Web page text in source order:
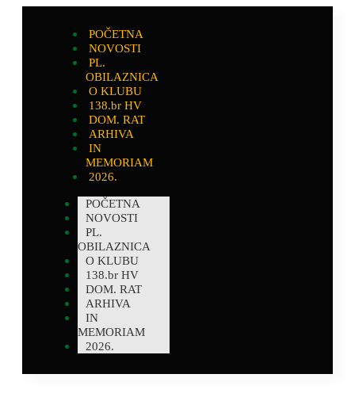
POČETNA
NOVOSTI
PL.
OBILAZNICA
O KLUBU
138.br HV
DOM. RAT
ARHIVA
IN
MEMORIAM
2026.
POČETNA
NOVOSTI
PL.
OBILAZNICA
O KLUBU
138.br HV
DOM. RAT
ARHIVA
IN
MEMORIAM
2026.